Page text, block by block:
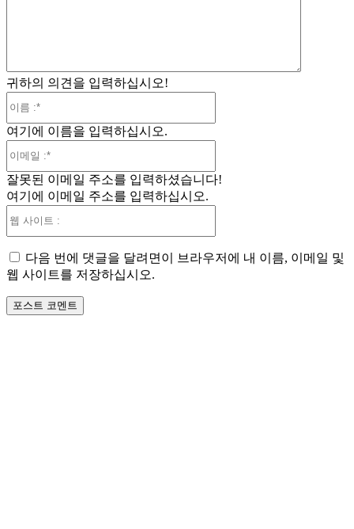
귀하의 의견을 입력하십시오!
여기에 이름을 입력하십시오.
일
잘못된 이메일 주소를 입력하셨습니다!
여기에 이메일 주소를 입력하십시오.
트
다음 번에 댓글을 달려면이 브라우저에 내 이름, 이메일 및
웹 사이트를 저장하십시오.